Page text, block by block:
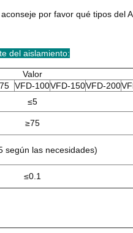
por favor qué tipos
del aislamiento:
Valor
VFD-100VFD-150VFD-200
≤5
≥75
según las necesidades)
≤0.1